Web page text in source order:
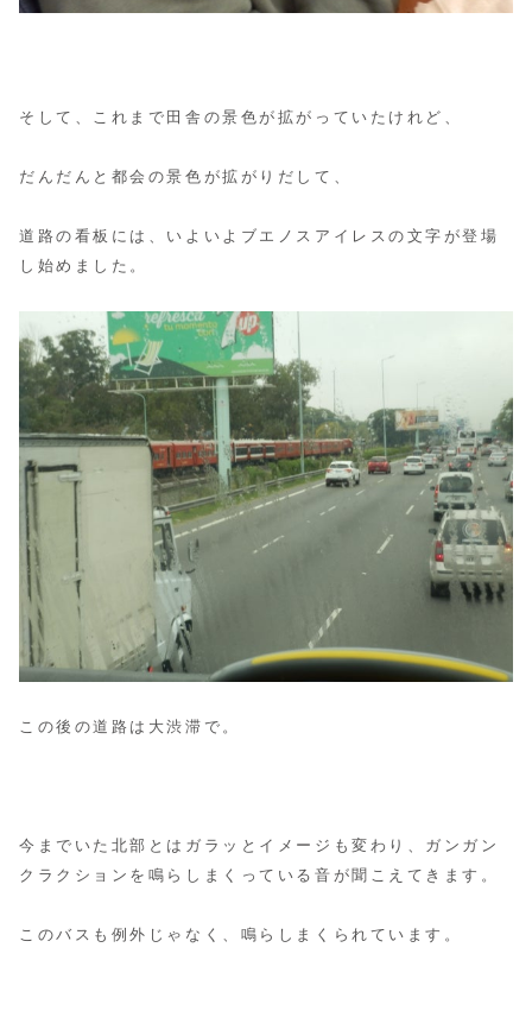
そして、これまで田舎の景色が拡がっていたけれど、
だんだんと都会の景色が拡がりだして、
道路の看板には、いよいよブエノスアイレスの文字が登場
し始めました。
この後の道路は大渋滞で。
今までいた北部とはガラッとイメージも変わり、ガンガン
クラクションを鳴らしまくっている音が聞こえてきます。
このバスも例外じゃなく、鳴らしまくられています。